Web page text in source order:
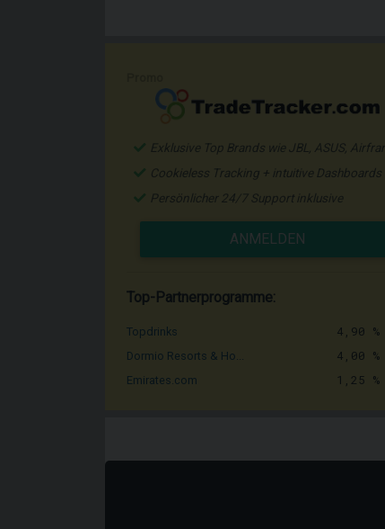
Exklusive Top Brands wie JBL, ASUS,
Cookieless Tracking + intuitive Dashboards
Persönlicher 24/7 Support inklusive
ANMELDEN
Top-Partnerprogramme:
Topdrinks 4,90 %
Dormio Resorts & Ho... 4,00 %
Emirates.com 1,25 %